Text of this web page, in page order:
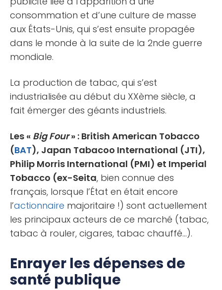
consommation et d’une culture de masse
aux États-Unis, qui s’est ensuite propagée
dans le monde à la suite de la 2nde guerre
mondiale.
La production de tabac, qui s’est
industrialisée au début du XXème siècle, a
fait émerger des géants industriels.
Les « Big Four» : British American Tobacco
(BAT), Japan Tabacoo International (JTI),
Philip Morris International (PMI) et Imperial
Tobacco (ex-Seita, bien connue des
français, lorsque l’État en était encore
l’actionnaire majoritaire !) sont actuellement
les principaux acteurs de ce marché (tabac,
tabac à rouler, cigares, tabac chauffé…).
Enrayer les dépenses de
santé publique